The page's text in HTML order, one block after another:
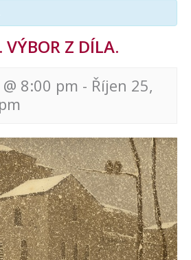
VÝBOR Z DÍLA.
8:00 pm - Říjen 25,